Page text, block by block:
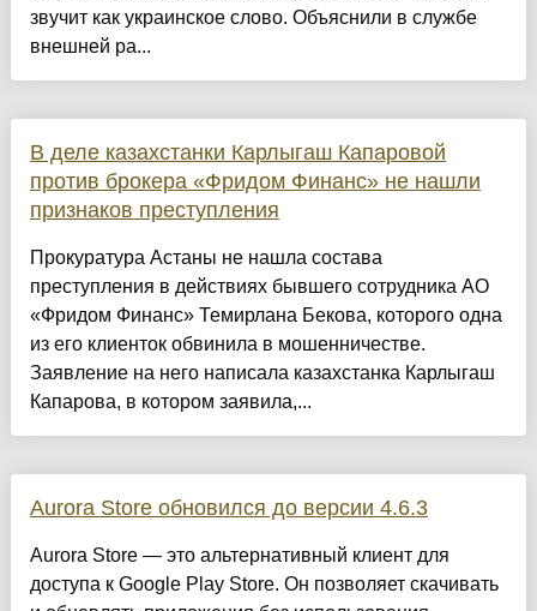
звучит как украинское слово. Объяснили в службе
внешней ра...
В деле казахстанки Карлыгаш Капаровой
против брокера «Фридом Финанс» не нашли
признаков преступления
Прокуратура Астаны не нашла состава
преступления в действиях бывшего сотрудника АО
«Фридом Финанс» Темирлана Бекова, которого одна
из его клиенток обвинила в мошенничестве.
Заявление на него написала казахстанка Карлыгаш
Капарова, в котором заявила,...
Aurora Store обновился до версии 4.6.3
Aurora Store — это альтернативный клиент для
доступа к Google Play Store. Он позволяет скачивать